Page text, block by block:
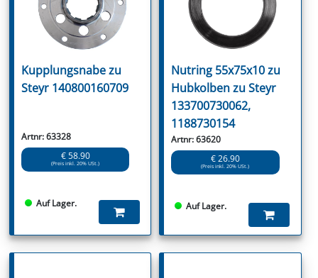
Kupplungsnabe zu
Steyr 140800160709
Artnr: 63328
€ 58.90
(Preis inkl. 20% USt.)
Auf Lager.
Nutring 55x75x10 zu
Hubkolben zu Steyr
133700730062,
1188730154
Artnr: 63620
€ 26.90
(Preis inkl. 20% USt.)
Auf Lager.